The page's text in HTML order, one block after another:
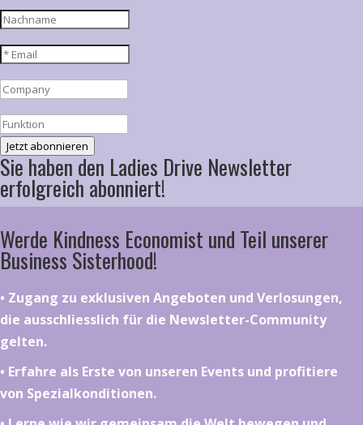
Jetzt abonnieren
Sie haben den Ladies Drive Newsletter
erfolgreich abonniert!
Werde Kindness Economist und Teil unserer
Business Sisterhood!
•⁠ ⁠⁠Zugang zu exklusiven Angeboten und Verlosungen,
die ausschliesslich für die Newsletter-Community
gelten.
•⁠ ⁠⁠Erfahre als Erste von unseren Events und profitiere
von Spezialkonditionen.